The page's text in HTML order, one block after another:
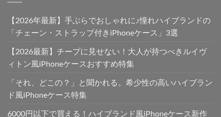
【2026年最新】手ぶらでおしゃれに♪憧れハイブランドの
「チェーン・ストラップ付きiPhoneケース」3選
【2026最新】チープに見せない！大人が持つべきルイヴ
ィトン風iPhoneケースおすすめ特集
「それ、どこの？」と聞かれる。希少性の高いハイブラン
ド風iPhoneケース特集
6000円以下で買える！ハイブランド風iPhoneケース新作